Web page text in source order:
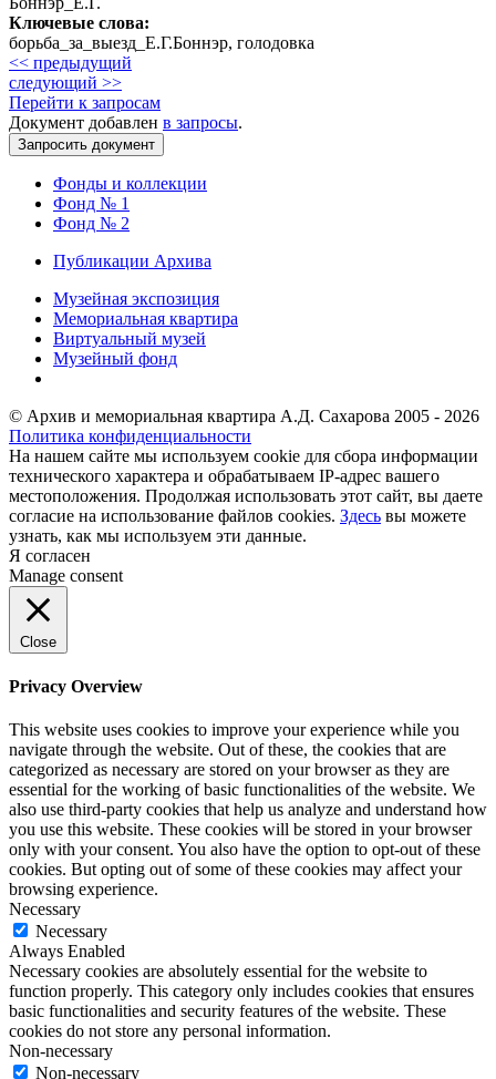
Ключевые слова:
борьба_за_выезд_Е.Г.Боннэр, голодовка
<< предыдущий
следующий >>
Перейти к запросам
Документ добавлен в запросы.
Фонды и коллекции
Фонд № 1
Фонд № 2
Публикации Архива
Музейная экспозиция
Мемориальная квартира
Виртуальный музей
Музейный фонд
© Архив и мемориальная квартира А.Д. Сахарова 2005 - 2026
Политика конфиденциальности
На нашем сайте мы используем cookie для сбора информации
технического характера и обрабатываем IP-адрес вашего
местоположения. Продолжая использовать этот сайт, вы даете
согласие на использование файлов cookies. Здесь вы можете
узнать, как мы используем эти данные.
Я согласен
Manage consent
Close
Privacy Overview
This website uses cookies to improve your experience while you
navigate through the website. Out of these, the cookies that are
categorized as necessary are stored on your browser as they are
essential for the working of basic functionalities of the website. We
also use third-party cookies that help us analyze and understand how
you use this website. These cookies will be stored in your browser
only with your consent. You also have the option to opt-out of these
cookies. But opting out of some of these cookies may affect your
browsing experience.
Necessary
Necessary
Always Enabled
Necessary cookies are absolutely essential for the website to
function properly. This category only includes cookies that ensures
basic functionalities and security features of the website. These
cookies do not store any personal information.
Non-necessary
Non-necessary